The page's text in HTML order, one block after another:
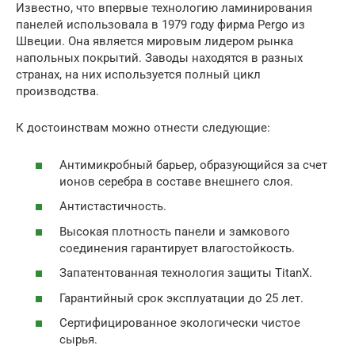
Известно, что впервые технологию ламинирования
панелей использовала в 1979 году фирма Pergo из
Швеции. Она является мировым лидером рынка
напольных покрытий. Заводы находятся в разных
странах, на них используется полный цикл
производства.
К достоинствам можно отнести следующие:
Антимикробный барьер, образующийся за счет
ионов серебра в составе внешнего слоя.
Антистастичность.
Высокая плотность панели и замкового
соединения гарантирует влагостойкость.
Запатентованная технология защиты TitanX.
Гарантийный срок эксплуатации до 25 лет.
Сертифицированное экологически чистое
сырья.